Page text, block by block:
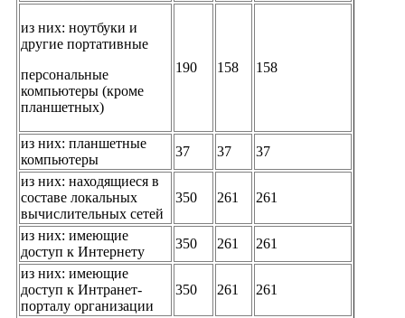
из них: ноутбуки и
другие портативные
персональные
компьютеры (кроме
планшетных)
190 158 158
из них: планшетные
компьютеры
37 37
37
из них: находящиеся в
составе локальных
вычислительных сетей
350 261 261
из них: имеющие
доступ к Интернету
350 261
261
из них: имеющие
доступ к Интранет-
порталу организации
350 261 261